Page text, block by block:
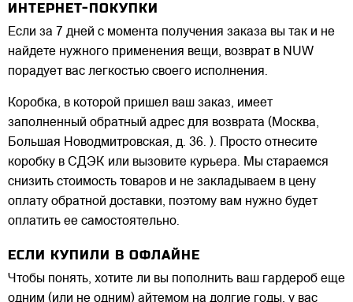
ИНТЕРНЕТ-ПОКУПКИ
Если за 7 дней с момента получения заказа вы так и не
найдете нужного применения вещи, возврат в NUW
порадует вас легкостью своего исполнения.
Коробка, в которой пришел ваш заказ, имеет
заполненный обратный адрес для возврата (Москва,
Большая Новодмитровская, д. 36. ). Просто отнесите
коробку в СДЭК или вызовите курьера. Мы стараемся
снизить стоимость товаров и не закладываем в цену
оплату обратной доставки, поэтому вам нужно будет
оплатить ее самостоятельно.
ЕСЛИ КУПИЛИ В ОФЛАЙНЕ
Чтобы понять, хотите ли вы пополнить ваш гардероб еще
одним (или не одним) айтемом на долгие годы, у вас